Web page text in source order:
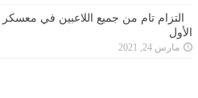
التزام تام من جميع اللاعبين في
الأول
مارس 24, 2021